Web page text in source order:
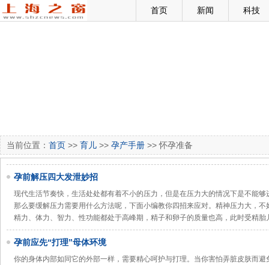
首页 新闻 科技
当前位置： 首页 >> 育儿 >> 孕产手册 >> 怀孕准备
孕前解压四大发泄妙招
现代生活节奏快，生活处处都有着不小的压力，但是在压力大的情况下是不能
那么要缓解压力需要用什么方法呢，下面小编教你四招来应对。精神压力大，
精力、体力、智力、性功能都处于高峰期，精子和卵子的质量也高，此时受精胎
孕前应先“打理”母体环境
你的身体内部如同它的外部一样，需要精心呵护与打理。当你害怕弄脏皮肤而